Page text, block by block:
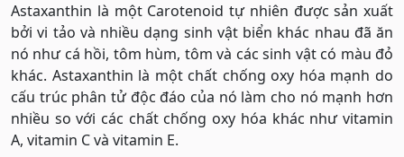
Astaxanthin là một Carotenoid tự nhiên được sản xuất
bởi vi tảo và nhiều dạng sinh vật biển khác nhau đã ăn
nó như cá hồi, tôm hùm, tôm và các sinh vật có màu đỏ
khác. Astaxanthin là một chất chống oxy hóa mạnh do
cấu trúc phân tử độc đáo của nó làm cho nó mạnh hơn
nhiều so với các chất chống oxy hóa khác như vitamin
A, vitamin C và vitamin E.